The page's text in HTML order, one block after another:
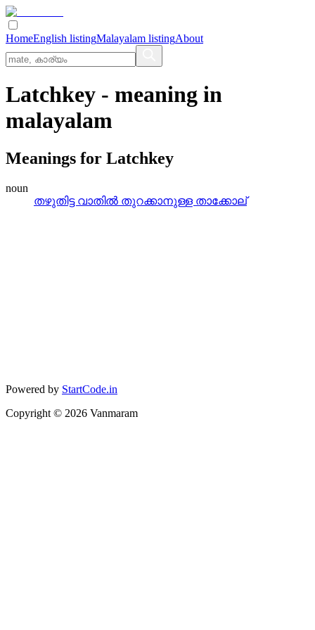
HomeEnglish listingMalayalam listingAbout
Latchkey - meaning in
malayalam
Meanings for Latchkey
noun
തഴുതിട്ട വാതില്‍ തുറക്കാനുള്ള താക്കോല്
Powered by StartCode.in
Copyright © 2026 Vanmaram